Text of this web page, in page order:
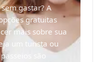
gastar? A
gratuitas
mais sobre sua
um turista ou
são